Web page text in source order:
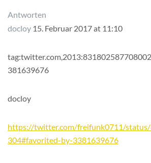
Antworten
docloy 15. Februar 2017 at 11:10
381639676
docloy
https://twitter.com/freifunk0711/
304#favorited-by-3381639676